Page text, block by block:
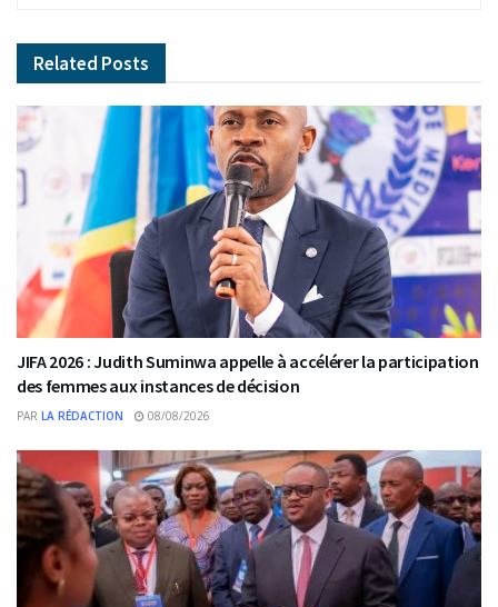
Related Posts
JIFA 2026 : Judith Suminwa appelle à accélérer la participation
des femmes aux instances de décision
PAR LA RÉDACTION 08/08/2026